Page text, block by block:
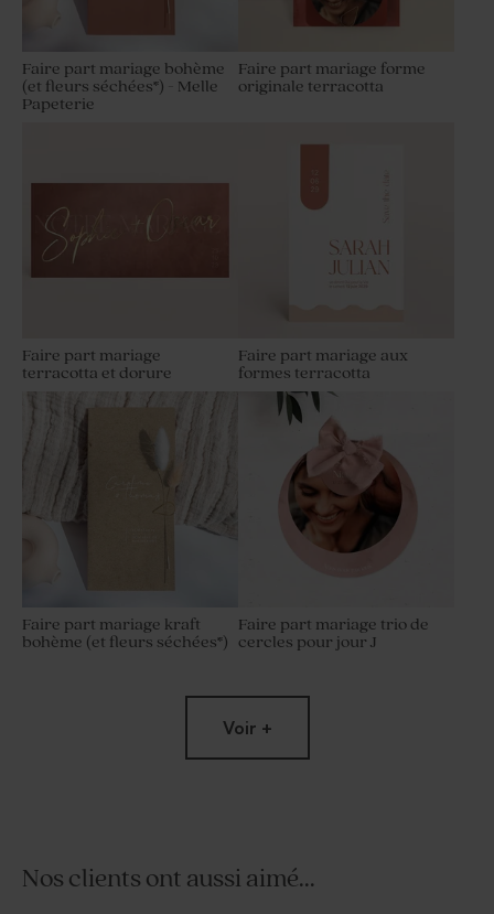
Faire part mariage bohème
(et fleurs séchées*) - Melle
Papeterie
Faire part mariage forme
originale terracotta
Faire part mariage
terracotta et dorure
Faire part mariage aux
formes terracotta
Faire part mariage kraft
bohème (et fleurs séchées*)
Faire part mariage trio de
cercles pour jour J
Voir +
Nos clients ont aussi aimé...